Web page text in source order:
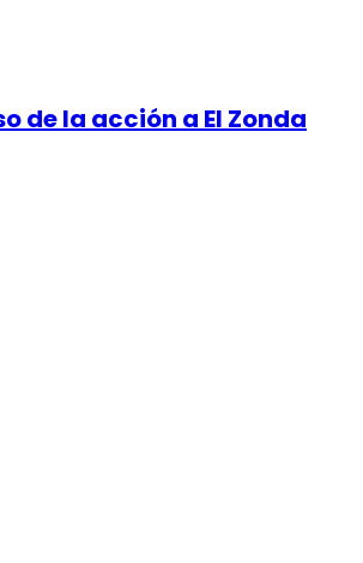
de la acción a El Zonda